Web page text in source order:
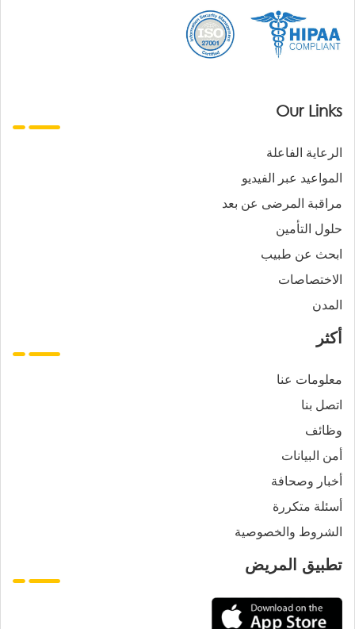
Our Links
الرعاية الفاعلة
المواعيد عبر الفيديو
مراقبة المرضى عن بعد
حلول التأمين
ابحث عن طبيب
الاختصاصات
المدن
أكثر
معلومات عنا
اتصل بنا
وظائف
أمن البيانات
أخبار وصحافة
أسئلة متكررة
الشروط والخصوصية
تطبيق المريض